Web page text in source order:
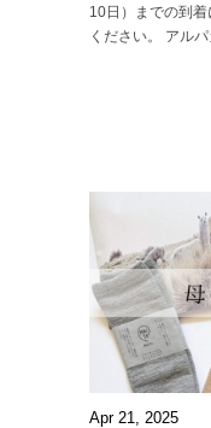
10日）までの到
ください。 アル
Apr 21, 2025